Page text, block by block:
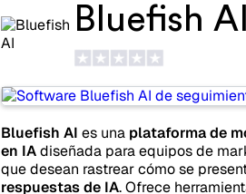
Bluefish AI
Bluefish AI es una plataforma de
en IAdiseñada para equipos de
que desean rastrear cómo se
respuestas de IA. Ofrece